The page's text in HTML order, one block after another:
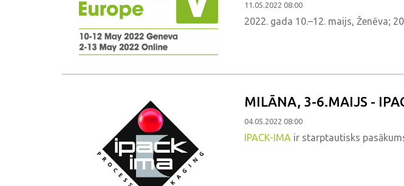
11.05.2022 08:00
2022. gada 10.–12. maijs, Ženēva;
MILĀNA, 3-6.MAIJS -
04.05.2022 08:00
IPACK-IMA ir starptautisks